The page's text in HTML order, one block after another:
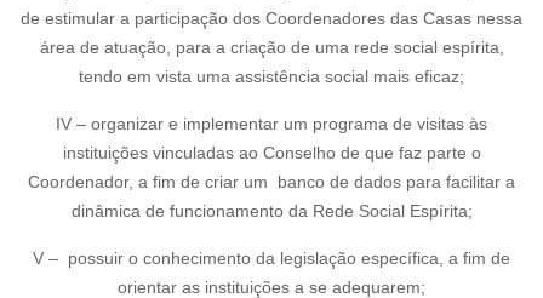
de estimular a participação dos Coordenadores das Casas nessa
área de atuação, para a criação de uma rede social espírita,
tendo em vista uma assistência social mais eficaz;
IV – organizar e implementar um programa de visitas às
instituições vinculadas ao Conselho de que faz parte o
Coordenador, a fim de criar um banco de dados para facilitar a
dinâmica de funcionamento da Rede Social Espírita;
V – possuir o conhecimento da legislação específica, a fim de
orientar as instituições a se adequarem;